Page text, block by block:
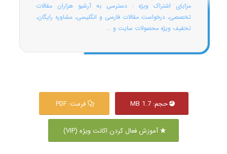
مزایای اشتراک ویژه : دسترسی به آرشیو هزاران مقالات
تخصصی، درخواست مقالات فارسی و انگلیسی، مشاوره رایگان،
تخفیف ویژه محصولات سایت و ...
حجم: 1.7 MB فرمت: PDF
آموزش فعال کردن اکانت ویژه (VIP)